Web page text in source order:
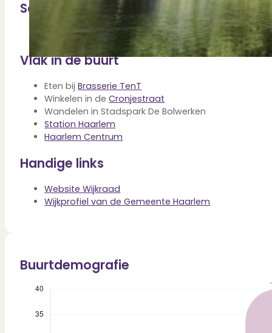
Wil jij jouw huis renoveren? Geen probleem!
Alle diensten
Bekijk het overzicht van alle diensten..
Over PUUR*
Over PUUR*
Wie zijn wij?
Ons team
Leer ons beter kennen..
Werken bij PUUR*
Beoordelingen
Dit zeggen klanten over ons
Scholen
ROC Nova College
Vlak in de buurt
Eten bijBrasserie TenT
Winkelen in deCronjestraat
Wandelen in Stadspark De Bolwerken
Station Haarlem
Haarlem Centrum
Handige links
Website Wijkraad
Wijkprofiel van de Gemeente Haarlem
Buurtdemografie